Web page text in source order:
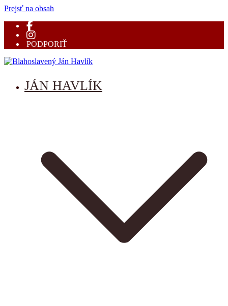
Prejsť na obsah
PODPORIŤ
Blahoslavený Ján Havlík
mučeník vernosti
JÁN HAVLÍK